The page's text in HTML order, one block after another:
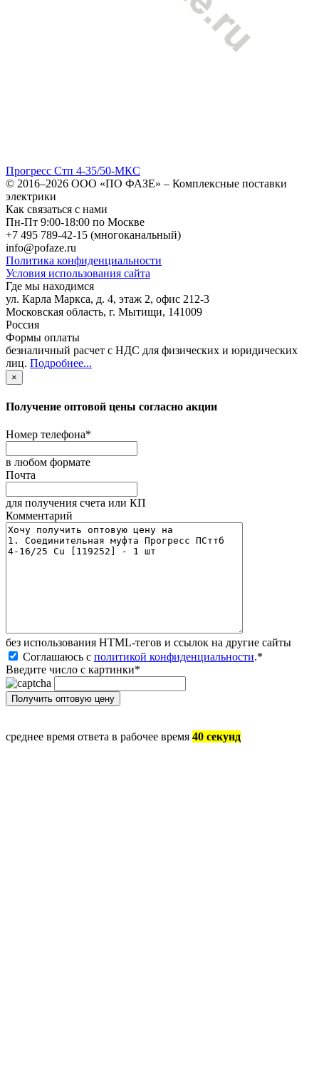
Прогресс Стп 4-35/50-МКС
© 2016–2026 ООО «ПО ФАЗЕ» – Комплексные поставки
электрики
Как связаться с нами
Пн-Пт 9:00-18:00 по Москве
+7 495 789-42-15 (многоканальный)
info@pofaze.ru
Политика конфиденциальности
Условия использования сайта
Где мы находимся
ул. Карла Маркса, д. 4, этаж 2, офис 212-3
Московская область, г. Мытищи, 141009
Россия
Формы оплаты
безналичный расчет с НДС для физических и юридических
лиц. Подробнее...
×
Получение оптовой цены согласно акции
Номер телефона*
в любом формате
Почта
для получения счета или КП
Комментарий
без иcпользования HTML-тегов и ссылок на другие сайты
Соглашаюсь с политикой конфиденциальности.*
Введите число с картинки*
среднее время ответа в рабочее время 40 секунд